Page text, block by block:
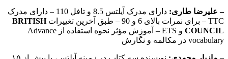
– علیرضا طاری:
دارای مدرک آیلتس 8.5 و تافل 110 – دارای مدرک
TTC – برای نمرات بالای 6 و 90 – طبق آخرین تغییرات
BRITISH
COUNCIL
و ETS – آموزش مؤثر نحوه استفاده از Advance
vocabulary در مکالمه و نگارش